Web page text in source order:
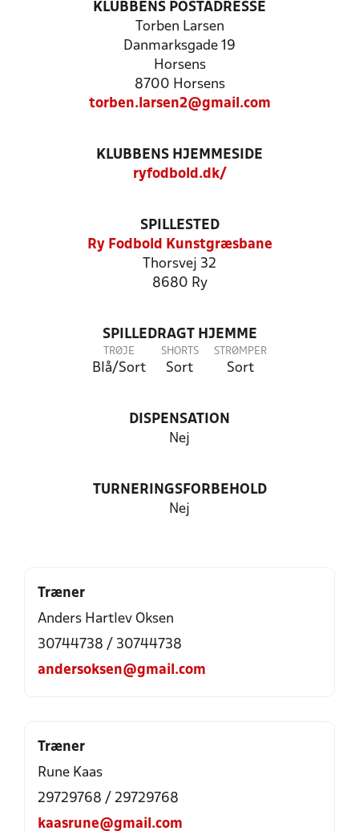
KLUBBENS POSTADRESSE
Torben Larsen
Danmarksgade 19
Horsens
8700 Horsens
torben.larsen2@gmail.com
KLUBBENS HJEMMESIDE
ryfodbold.dk/
SPILLESTED
Ry Fodbold Kunstgræsbane
Thorsvej 32
8680 Ry
SPILLEDRAGT HJEMME
TRØJE
Blå/Sort
SHORTS
Sort
STRØMPER
Sort
DISPENSATION
Nej
TURNERINGSFORBEHOLD
Nej
Træner
Anders Hartlev Oksen
30744738 / 30744738
andersoksen@gmail.com
Træner
Rune Kaas
29729768 / 29729768
kaasrune@gmail.com